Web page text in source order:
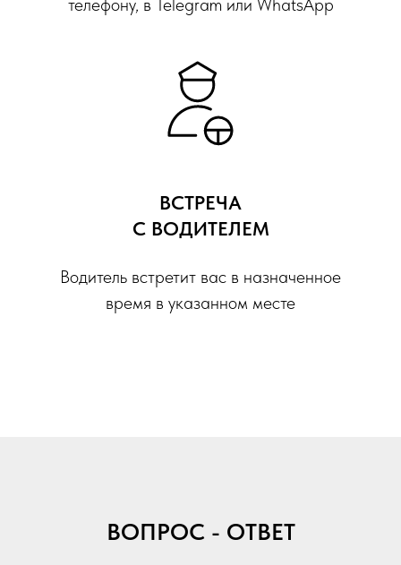
ВСТРЕЧА
С ВОДИТЕЛЕМ
Водитель встретит вас в назначенное
время в указанном месте
ВОПРОС - ОТВЕТ